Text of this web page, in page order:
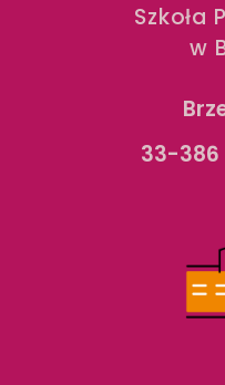
Szkoła
w
33-386